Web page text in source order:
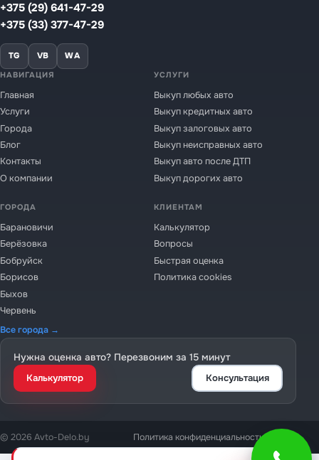
+375 (29) 641-47-29
+375 (33) 377-47-29
TG VB WA
НАВИГАЦИЯ
Главная
Услуги
Города
Блог
Контакты
О компании
УСЛУГИ
Выкуп любых авто
Выкуп кредитных авто
Выкуп залоговых авто
Выкуп неисправных авто
Выкуп авто после ДТП
Выкуп дорогих авто
ГОРОДА
Барановичи
Берёзовка
Бобруйск
Борисов
Быхов
Червень
Все города →
КЛИЕНТАМ
Калькулятор
Вопросы
Быстрая оценка
Политика cookies
Нужна оценка авто? Перезвоним за 15 минут
Калькулятор
Консультация
© 2026 Avto-Delo.by Политика конфиденциальностиCookies